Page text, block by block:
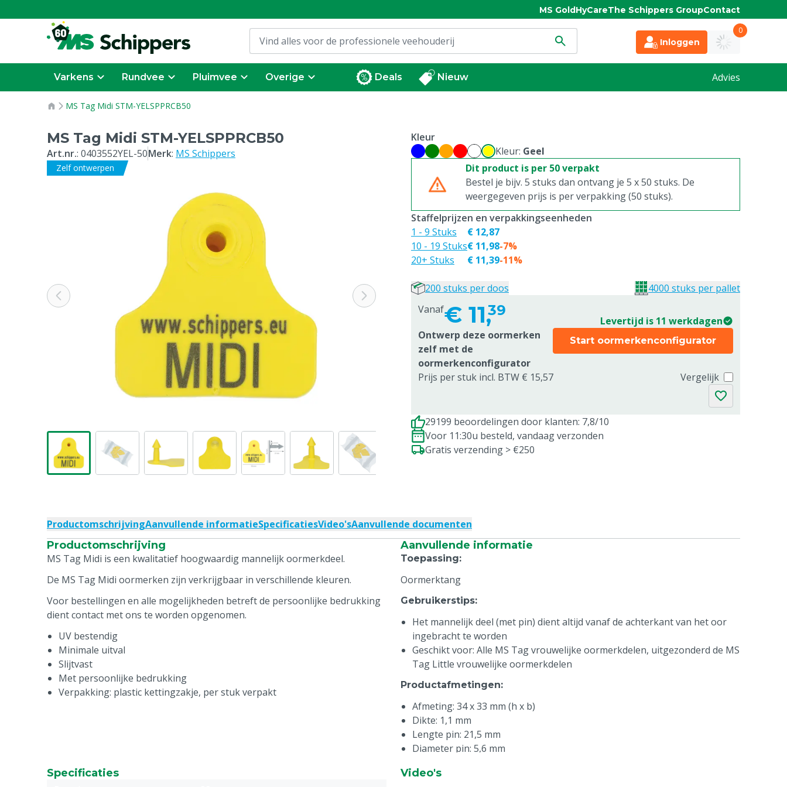
MS GoldHyCareThe Schippers GroupContact
Inloggen
0
Varkens Rundvee Pluimvee Overige Deals Nieuw Advies
MS Tag Midi STM-YELSPPRCB50
MS Tag Midi STM-YELSPPRCB50
Art.nr.: 0403552YEL-50Merk: MS Schippers
Zelf ontwerpen
Kleur
Kleur: Geel
Dit product is per 50 verpakt
Bestel je bijv. 5 stuks dan ontvang je 5 x 50 stuks. De
weergegeven prijs is per verpakking (50 stuks).
Vanaf€ 11,39
Levertijd is 11 werkdagen
Ontwerp deze oormerken
zelf met de
oormerkenconfigurator
Start oormerkenconfigurator
Prijs per stuk incl. BTW € 15,57 Vergelijk
Staffelprijzen en verpakkingseenheden
1 - 9 Stuks
10 - 19 Stuks
20+ Stuks
€ 12,87
€ 11,98
€ 11,39
-7%
-11%
200 stuks per doos 4000 stuks per pallet
29199 beoordelingen door klanten: 7,8/10
Voor 11:30u besteld, vandaag verzonden
Gratis verzending > €250
ProductomschrijvingAanvullende informatieSpecificatiesVideo'sAanvullende documenten
Productomschrijving
MS Tag Midi is een kwalitatief hoogwaardig mannelijk oormerkdeel.
De MS Tag Midi oormerken zijn verkrijgbaar in verschillende kleuren.
Voor bestellingen en alle mogelijkheden betreft de persoonlijke bedrukking
dient contact met ons te worden opgenomen.
UV bestendig
Minimale uitval
Slijtvast
Met persoonlijke bedrukking
Verpakking: plastic kettingzakje, per stuk verpakt
Aanvullende informatie
Toepassing:
Oormerktang
Gebruikerstips:
Het mannelijk deel (met pin) dient altijd vanaf de achterkant van het oor
ingebracht te worden
Geschikt voor: Alle MS Tag vrouwelijke oormerkdelen, uitgezonderd de MS
Tag Little vrouwelijke oormerkdelen
Productafmetingen:
Afmeting: 34 x 33 mm (h x b)
Dikte: 1,1 mm
Lengte pin: 21,5 mm
Diameter pin: 5,6 mm
Wetgeving
Specificaties
Video's